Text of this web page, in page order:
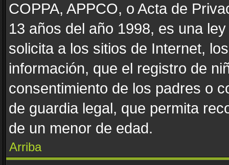
COPPA, APPCO, o Acta de
13 años del año 1998, es una
solicita a los sitios de Internet,
información, que el registro de
consentimiento de los padres o
de guardia legal, que permita
de un menor de edad.
Arriba